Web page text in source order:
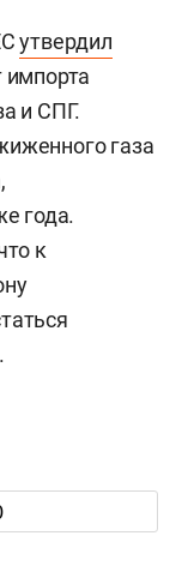
утвердил
импорта
и СПГ.
газа
года.
к